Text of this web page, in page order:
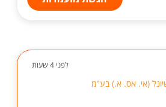
לפני 4 שעות
(אי. אס. א.) בע"מ